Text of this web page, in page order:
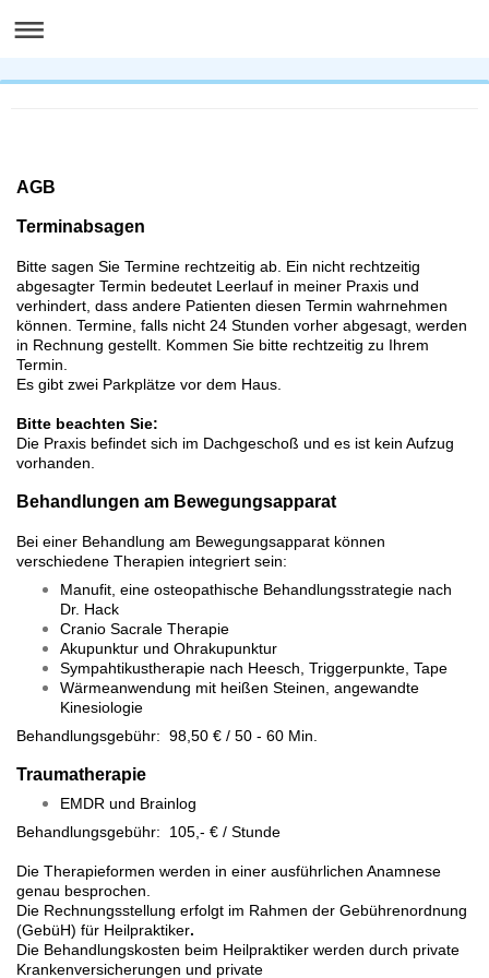
AGB
Terminabsagen
Bitte sagen Sie Termine rechtzeitig ab. Ein nicht rechtzeitig
abgesagter Termin bedeutet Leerlauf in meiner Praxis und
verhindert, dass andere Patienten diesen Termin wahrnehmen
können. Termine, falls nicht 24 Stunden vorher abgesagt, werden
in Rechnung gestellt. Kommen Sie bitte rechtzeitig zu Ihrem
Termin.
Es gibt zwei Parkplätze vor dem Haus.
Bitte beachten Sie:
Die Praxis befindet sich im Dachgeschoß und es ist kein Aufzug
vorhanden.
Behandlungen am Bewegungsapparat
Bei einer Behandlung am Bewegungsapparat können
verschiedene Therapien integriert sein:
Manufit, eine osteopathische Behandlungsstrategie nach
Dr. Hack
Cranio Sacrale Therapie
Akupunktur und Ohrakupunktur
Sympahtikustherapie nach Heesch, Triggerpunkte, Tape
Wärmeanwendung mit heißen Steinen, angewandte
Kinesiologie
Behandlungsgebühr: 98,50 € / 50 - 60 Min.
Traumatherapie
EMDR und Brainlog
Behandlungsgebühr: 105,- € / Stunde
Die Therapieformen werden in einer ausführlichen Anamnese
genau besprochen.
Die Rechnungsstellung erfolgt im Rahmen der Gebührenordnung
(GebüH) für Heilpraktiker.
Die Behandlungskosten beim Heilpraktiker werden durch private
Krankenversicherungen und private